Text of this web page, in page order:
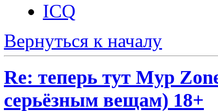
ICQ
Вернуться к началу
Re: теперь тут Myp
серьёзным вещам) 18+